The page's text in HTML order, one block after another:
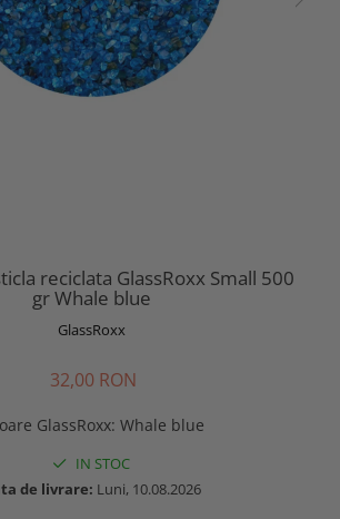
reciclata GlassRoxx Small 500
gr Whale blue
GlassRoxx
32,00 RON
GlassRoxx: Whale blue
IN STOC
de livrare: Luni, 10.08.2026